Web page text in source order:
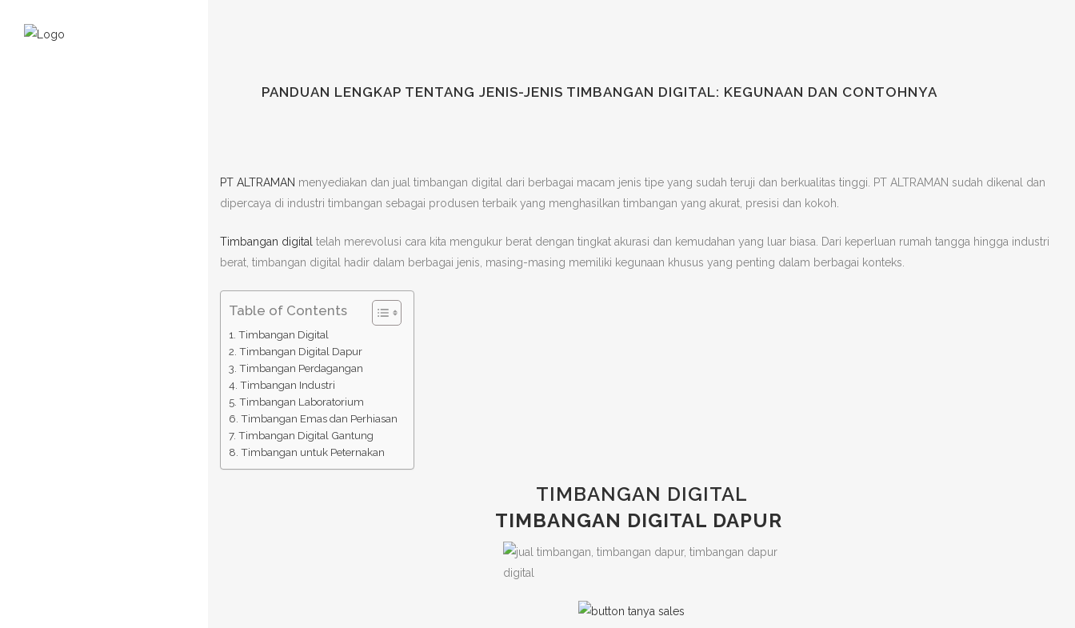
PANDUAN LENGKAP TENTANG JENIS-JENIS TIMBANGAN DIGITAL: KEGUNAAN DAN CONTOHNYA
PT ALTRAMAN menyediakan dan jual timbangan digital dari berbagai macam jenis tipe yang sudah teruji dan berkualitas tinggi. PT ALTRAMAN sudah dikenal dan
dipercaya di industri timbangan sebagai produsen terbaik yang menghasilkan timbangan yang akurat, presisi dan kokoh.
Timbangan digital telah merevolusi cara kita mengukur berat dengan tingkat akurasi dan kemudahan yang luar biasa. Dari keperluan rumah tangga hingga industri
berat, timbangan digital hadir dalam berbagai jenis, masing-masing memiliki kegunaan khusus yang penting dalam berbagai konteks.
Table of Contents
Timbangan Digital
Timbangan Digital Dapur
Timbangan Perdagangan
Timbangan Industri
Timbangan Laboratorium
Timbangan Emas dan Perhiasan
Timbangan Digital Gantung
Timbangan untuk Peternakan
TIMBANGAN DIGITAL
TIMBANGAN DIGITAL DAPUR